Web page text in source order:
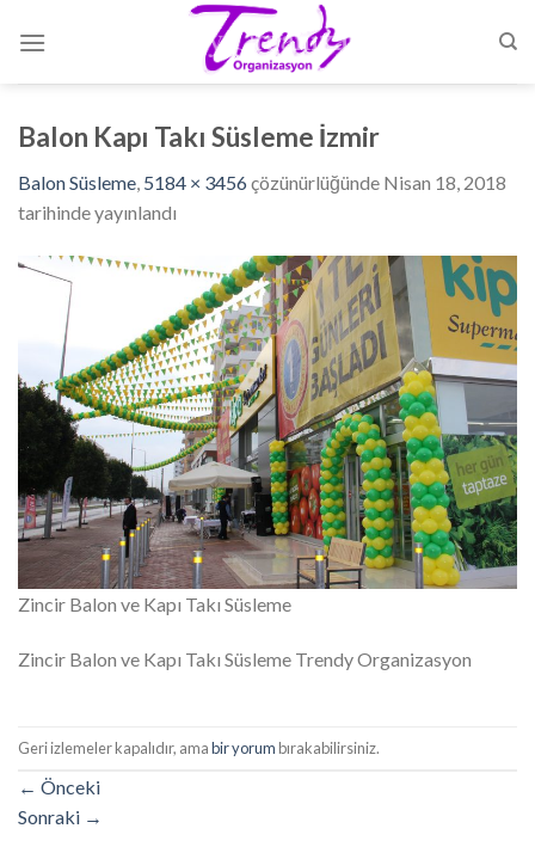
Balon Kapı Takı Süsleme İzmir
Balon Süsleme, 5184 × 3456çözünürlüğünde Nisan 18, 2018
tarihinde yayınlandı
Zincir Balon ve Kapı Takı Süsleme
Zincir Balon ve Kapı Takı Süsleme Trendy Organizasyon
Geri izlemeler kapalıdır, amabir yorumbırakabilirsiniz.
← Önceki
Sonraki →